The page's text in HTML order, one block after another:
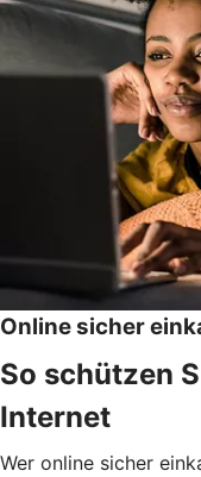
Online sicher
So schützen
Internet
Wer online sicher